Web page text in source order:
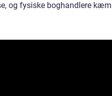
og fysiske boghandlere